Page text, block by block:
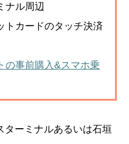
ナル周辺
トカードのタッチ決済
の事前購入&スマホ乗
ターミナルあるいは石垣